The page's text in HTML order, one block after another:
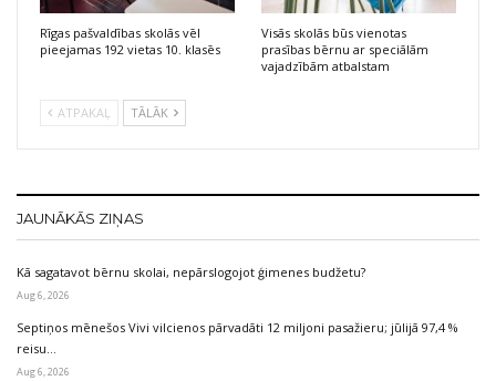
Rīgas pašvaldības skolās vēl
pieejamas 192 vietas 10. klasēs
Visās skolās būs vienotas
prasības bērnu ar speciālām
vajadzībām atbalstam
ATPAKAĻ TĀLĀK
JAUNĀKĀS ZIŅAS
Kā sagatavot bērnu skolai, nepārslogojot ģimenes budžetu?
Aug 6, 2026
Septiņos mēnešos Vivi vilcienos pārvadāti 12 miljoni pasažieru; jūlijā 97,4 %
reisu…
Aug 6, 2026